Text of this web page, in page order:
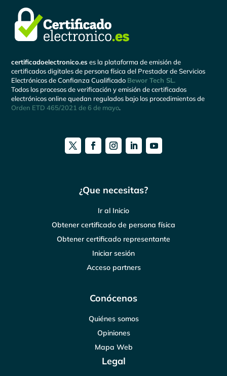
certificadoelectronico.es es la plataforma de emisión de
certificados digitales de persona física del Prestador de Servicios
Electrónicos de Confianza Cualificado Bewor Tech SL.
Todos los procesos de verificación y emisión de certificados
electrónicos online quedan regulados bajo los procedimientos de
Orden ETD 465/2021 de 6 de mayo.
¿Que necesitas?
Ir al Inicio
Obtener certificado de persona física
Obtener certificado representante
Iniciar sesión
Acceso partners
Conócenos
Quiénes somos
Opiniones
Mapa Web
Legal